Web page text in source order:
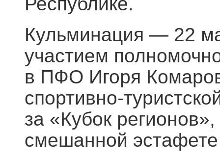
Кульминация — 22
участием
в ПФО Игоря
спортивно-
за «Кубок
смешанной